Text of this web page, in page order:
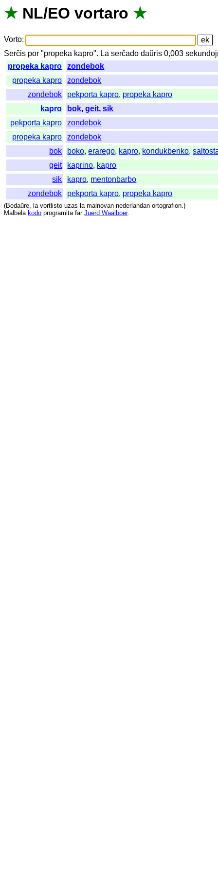
★ NL/EO vortaro ★
Vorto:
Serĉis por "propeka kapro". La serĉado daŭris 0,003
propeka kapro
zondebok
propeka kapro
zondebok
zondebok
pekporta kapro, propeka kapro
kapro
bok,geit,sik
pekporta kapro
zondebok
propeka kapro
zondebok
bok
boko,erarego, kapro, kondukbenko,
geit
kaprino, kapro
sik
kapro, mentonbarbo
zondebok
pekporta kapro, propeka kapro
(Bedaŭre, la vortlisto uzas la malnovan nederlandan ortografion.)
Malbela kodo programita far Juerd Waalboer.